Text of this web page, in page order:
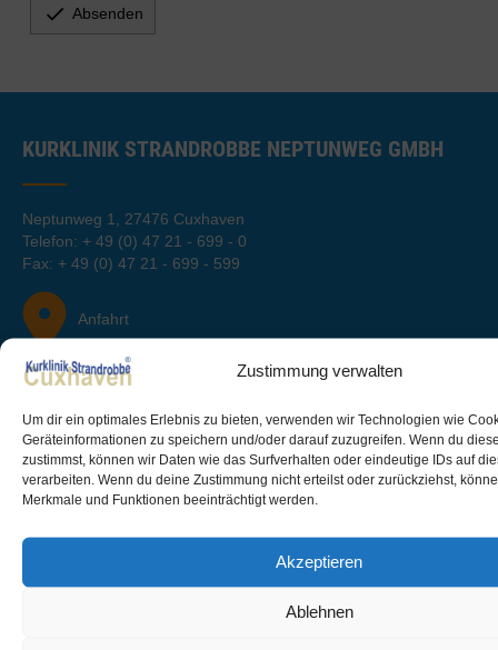
Zustimmung verwalten
Um dir ein optimales Erlebnis zu bieten, verwenden wir Technologien wie
Geräteinformationen zu speichern und/oder darauf zuzugreifen. Wenn du
zustimmst, können wir Daten wie das Surfverhalten oder eindeutige IDs auf
verarbeiten. Wenn du deine Zustimmung nicht erteilst oder zurückziehst,
Merkmale und Funktionen beeinträchtigt werden.
Akzeptieren
Ablehnen
 Absenden
KURKLINIK STRANDROBBE NEPTUNWEG GMBH
Neptunweg 1, 27476 Cuxhaven
Telefon: + 49 (0) 47 21 - 699 - 0
Fax: + 49 (0) 47 21 - 699 - 599
Anfahrt
INFO@STRANDROBBE.DE
Downloads